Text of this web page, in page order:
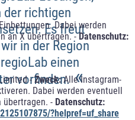
Dabei werden
an X übertragen. -Datenschutz:
-Zweck:Alle Instagram-
Dabei werden eventuell
übertragen. - Datenschutz:
?helpref=uf_share
der richtigen
Es freut
in der Region
einen
vorfinden.«